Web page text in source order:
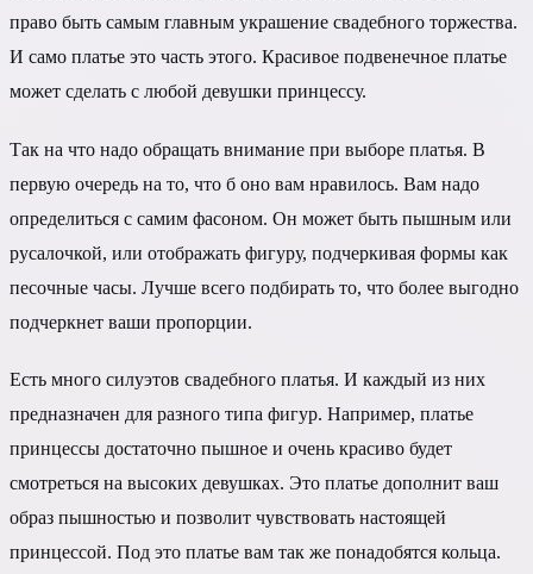
право быть самым главным украшение свадебного торжества.
И само платье это часть этого. Красивое подвенечное платье
может сделать с любой девушки принцессу.
Так на что надо обращать внимание при выборе платья. В
первую очередь на то, что б оно вам нравилось. Вам надо
определиться с самим фасоном. Он может быть пышным или
русалочкой, или отображать фигуру, подчеркивая формы как
песочные часы. Лучше всего подбирать то, что более выгодно
подчеркнет ваши пропорции.
Есть много силуэтов свадебного платья. И каждый из них
предназначен для разного типа фигур. Например, платье
принцессы достаточно пышное и очень красиво будет
смотреться на высоких девушках. Это платье дополнит ваш
образ пышностью и позволит чувствовать настоящей
принцессой. Под это платье вам так же понадобятся кольца.